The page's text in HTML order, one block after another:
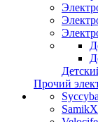
Прочий
Syccyba
Samik